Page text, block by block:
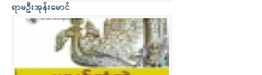
ရာမဦးအုန်းမောင်